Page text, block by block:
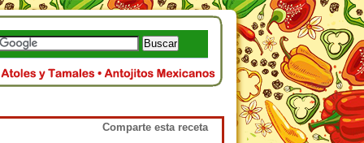
Comparte esta receta